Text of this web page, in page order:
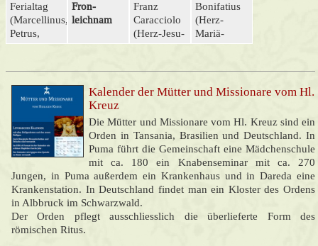
Ferialtag
(Marcellinus,
Petrus,
Erasmus)
Fron­
leichnam
Franz
Caracciolo
(Herz-Jesu-
Fr.)
Bonifatius
(Herz-
Mariä-
Sühne-Sa.)
Kalender der Mütter und Missionare vom Hl.
Kreuz
Die Mütter und Missionare vom Hl. Kreuz sind ein
Orden in Tansania, Brasilien und Deutschland. In
Puma führt die Gemeinschaft eine Mädchenschule
mit ca. 180 ein Knabenseminar mit ca. 270
Jungen, in Puma außerdem ein Krankenhaus und in Dareda eine
Krankenstation. In Deutschland findet man ein Kloster des Ordens
in Albbruck im Schwarzwald.
Der Orden pflegt ausschliesslich die überlieferte Form des
römischen Ritus.